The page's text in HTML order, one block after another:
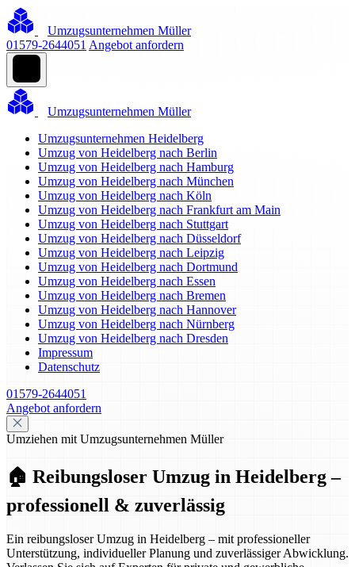
Umzugsunternehmen Müller
01579-2644051 Angebot anfordern
Umzugsunternehmen Müller
Umzugsunternehmen Heidelberg
Umzug von Heidelberg nach Berlin
Umzug von Heidelberg nach Hamburg
Umzug von Heidelberg nach München
Umzug von Heidelberg nach Köln
Umzug von Heidelberg nach Frankfurt am Main
Umzug von Heidelberg nach Stuttgart
Umzug von Heidelberg nach Düsseldorf
Umzug von Heidelberg nach Leipzig
Umzug von Heidelberg nach Dortmund
Umzug von Heidelberg nach Essen
Umzug von Heidelberg nach Bremen
Umzug von Heidelberg nach Hannover
Umzug von Heidelberg nach Nürnberg
Umzug von Heidelberg nach Dresden
Impressum
Datenschutz
01579-2644051
Angebot anfordern
Umziehen mit Umzugsunternehmen Müller
🏠 Reibungsloser Umzug in Heidelberg –
professionell & zuverlässig
Ein reibungsloser Umzug in Heidelberg – mit professioneller
Unterstützung, individueller Planung und zuverlässiger Abwicklung.